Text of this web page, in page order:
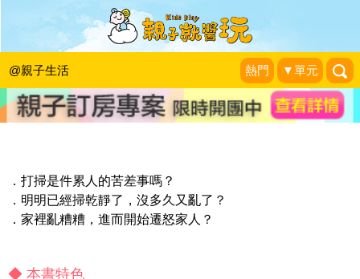
@親子生活 熱門 ▼單元
《日日小掃除，舒壓整理術》留言贈書
活動(已結束)
KidsPlay活動企劃|2021-01-15
．打掃是件累人的苦差事嗎？
．明明已經掃乾靜了，沒多久又亂了？
．家裡亂糟糟，進而開始遷怒家人？
◆ 本書特色